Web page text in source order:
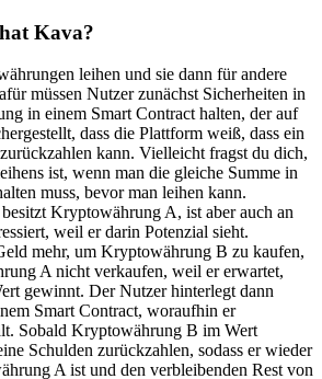
Kava?
leihen und sie dann für andere
müssen Nutzer zunächst Sicherheiten in
in einem Smart Contract halten, der auf
dass die Plattform weiß, dass ein
kann. Vielleicht fragst du dich,
ist, wenn man die gleiche Summe in
muss, bevor man leihen kann.
Kryptowährung A, ist aber auch an
weil er darin Potenzial sieht.
mehr, um Kryptowährung B zu kaufen,
A nicht verkaufen, weil er erwartet,
gewinnt. Der Nutzer hinterlegt dann
Smart Contract, woraufhin er
Sobald Kryptowährung B im Wert
Schulden zurückzahlen, sodass er wieder
A ist und den verbleibenden Rest von